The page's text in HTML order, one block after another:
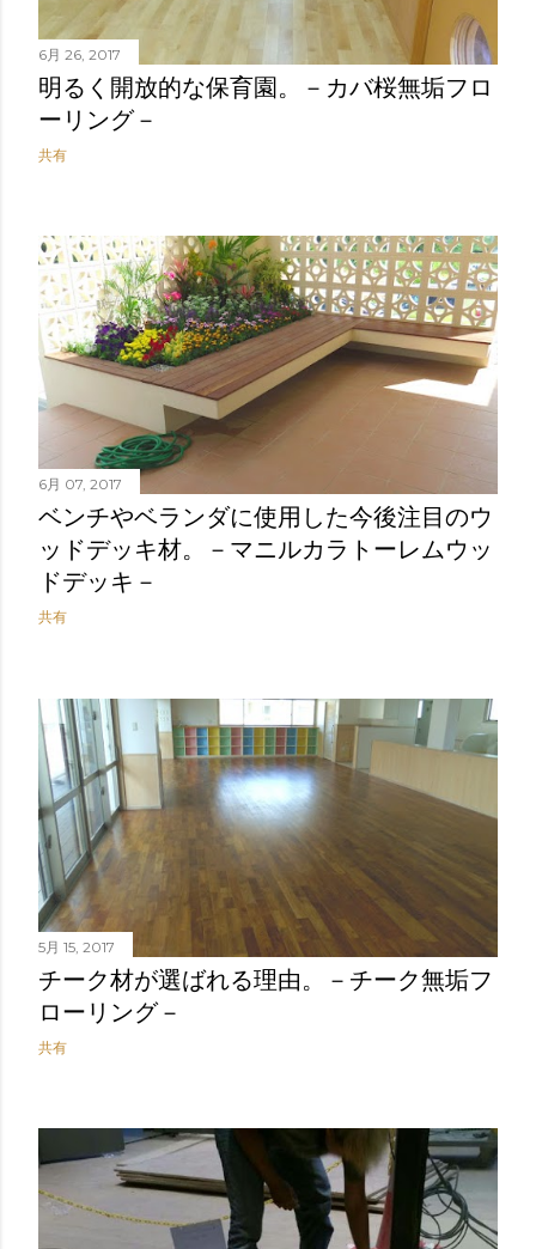
6月 26, 2017
明るく開放的な保育園。－カバ桜無垢フロ
ーリング－
共有
6月 07, 2017
ベンチやベランダに使用した今後注目のウ
ッドデッキ材。－マニルカラトーレムウッ
ドデッキ－
共有
5月 15, 2017
チーク材が選ばれる理由。－チーク無垢フ
ローリング－
共有